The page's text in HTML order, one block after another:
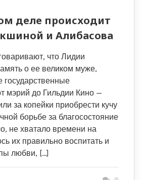
деле происходит
и Алибасова
что Лидии
о ее великом муже,
государственные
мэрий до Гильдии Кино —
за копейки приобрести кучу
борьбе за благосостояние
не хватало времени на
их правильно воспитать и
любви, […]